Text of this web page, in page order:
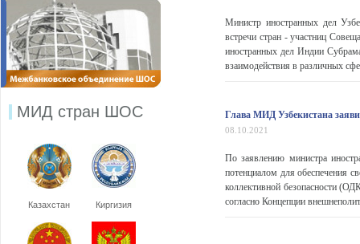
МИД стран ШОС
Казахстан Киргизия
Министр иностранных дел
встречи стран - участниц
иностранных дел Индии
взаимодействия в различных
Глава МИД Узбекистана
08.10.2021
По заявлению министра
потенциалом для обеспечения
коллективной безопасности
согласно Концепции